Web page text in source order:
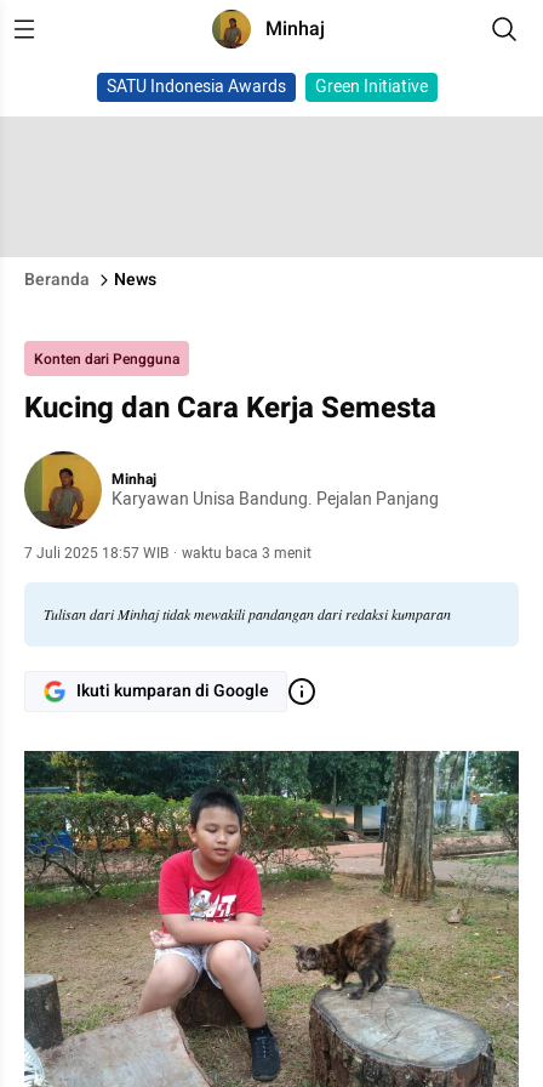
Minhaj
SATU Indonesia Awards Green Initiative
Beranda News
Konten dari Pengguna
Kucing dan Cara Kerja Semesta
Minhaj
Karyawan Unisa Bandung. Pejalan Panjang
7 Juli 2025 18:57 WIB · waktu baca 3 menit
Tulisan dari Minhaj tidak mewakili pandangan dari redaksi kumparan
Ikuti kumparan di Google